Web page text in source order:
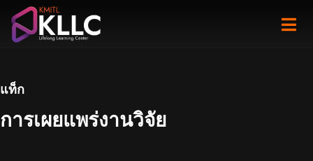
content
แท็ก
การเผยแพร่งานวิจัย